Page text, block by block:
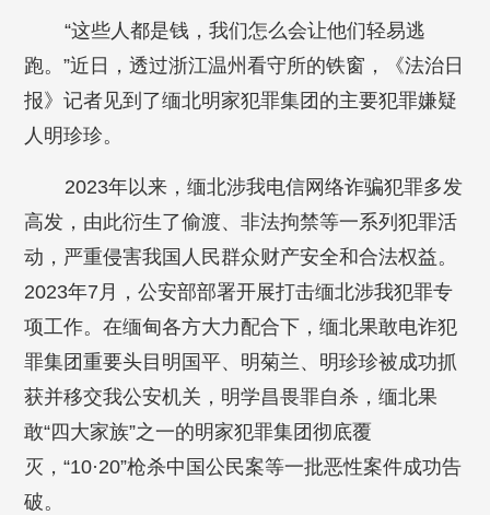
“这些人都是钱，我们怎么会让他们轻易逃
跑。”近日，透过浙江温州看守所的铁窗，《法治日
报》记者见到了缅北明家犯罪集团的主要犯罪嫌疑
人明珍珍。
2023年以来，缅北涉我电信网络诈骗犯罪多发
高发，由此衍生了偷渡、非法拘禁等一系列犯罪活
动，严重侵害我国人民群众财产安全和合法权益。
2023年7月，公安部部署开展打击缅北涉我犯罪专
项工作。在缅甸各方大力配合下，缅北果敢电诈犯
罪集团重要头目明国平、明菊兰、明珍珍被成功抓
获并移交我公安机关，明学昌畏罪自杀，缅北果
敢“四大家族”之一的明家犯罪集团彻底覆
灭，“10·20”枪杀中国公民案等一批恶性案件成功告
破。